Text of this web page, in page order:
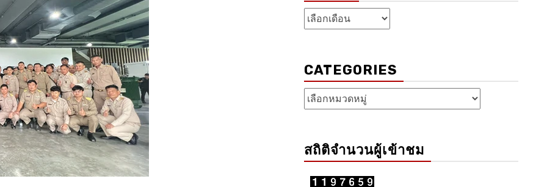
คลัง
เก็บ
CATEGORIES
Categories
สถิติจำนวนผู้เข้าชม